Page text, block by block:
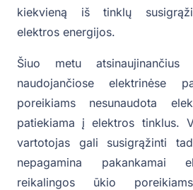
kiekvieną iš tinklų
elektros energijos.
Šiuo metu atsinaujinančius
naudojančiose elektrinėse
poreikiams nesunaudota
patiekiama į elektros tinklus.
vartotojas gali susigrąžinti
nepagamina pakankamai
reikalingos ūkio